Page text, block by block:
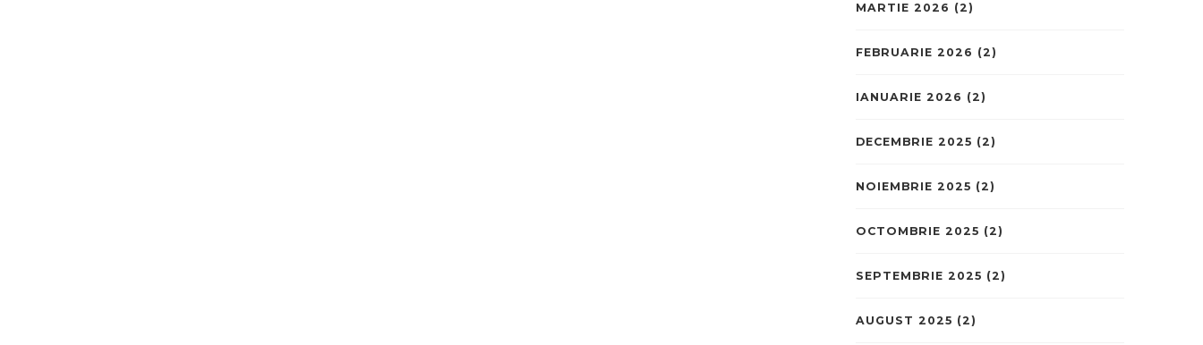
MARTIE 2026 (2)
FEBRUARIE 2026 (2)
IANUARIE 2026 (2)
DECEMBRIE 2025 (2)
NOIEMBRIE 2025 (2)
OCTOMBRIE 2025 (2)
SEPTEMBRIE 2025 (2)
AUGUST 2025 (2)